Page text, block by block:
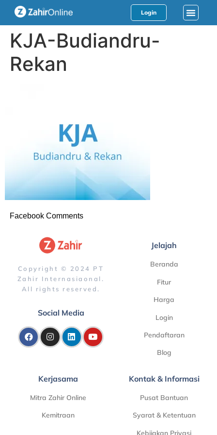
Login
KJA-Budiandru-
Rekan
Facebook Comments
Copyright © 2024 PT
Zahir Internasiaonal.
All rights reserved.
Social Media
Jelajah
Beranda
Fitur
Harga
Login
Pendaftaran
Blog
Kerjasama
Mitra Zahir Online
Kemitraan
Kontak & Informasi
Pusat Bantuan
Syarat & Ketentuan
Kebijakan Privasi